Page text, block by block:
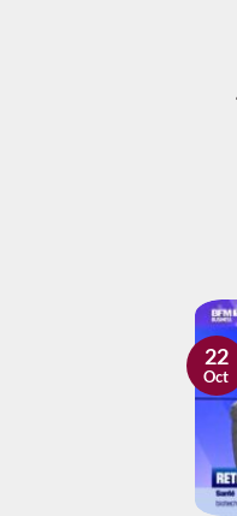
22
Oct